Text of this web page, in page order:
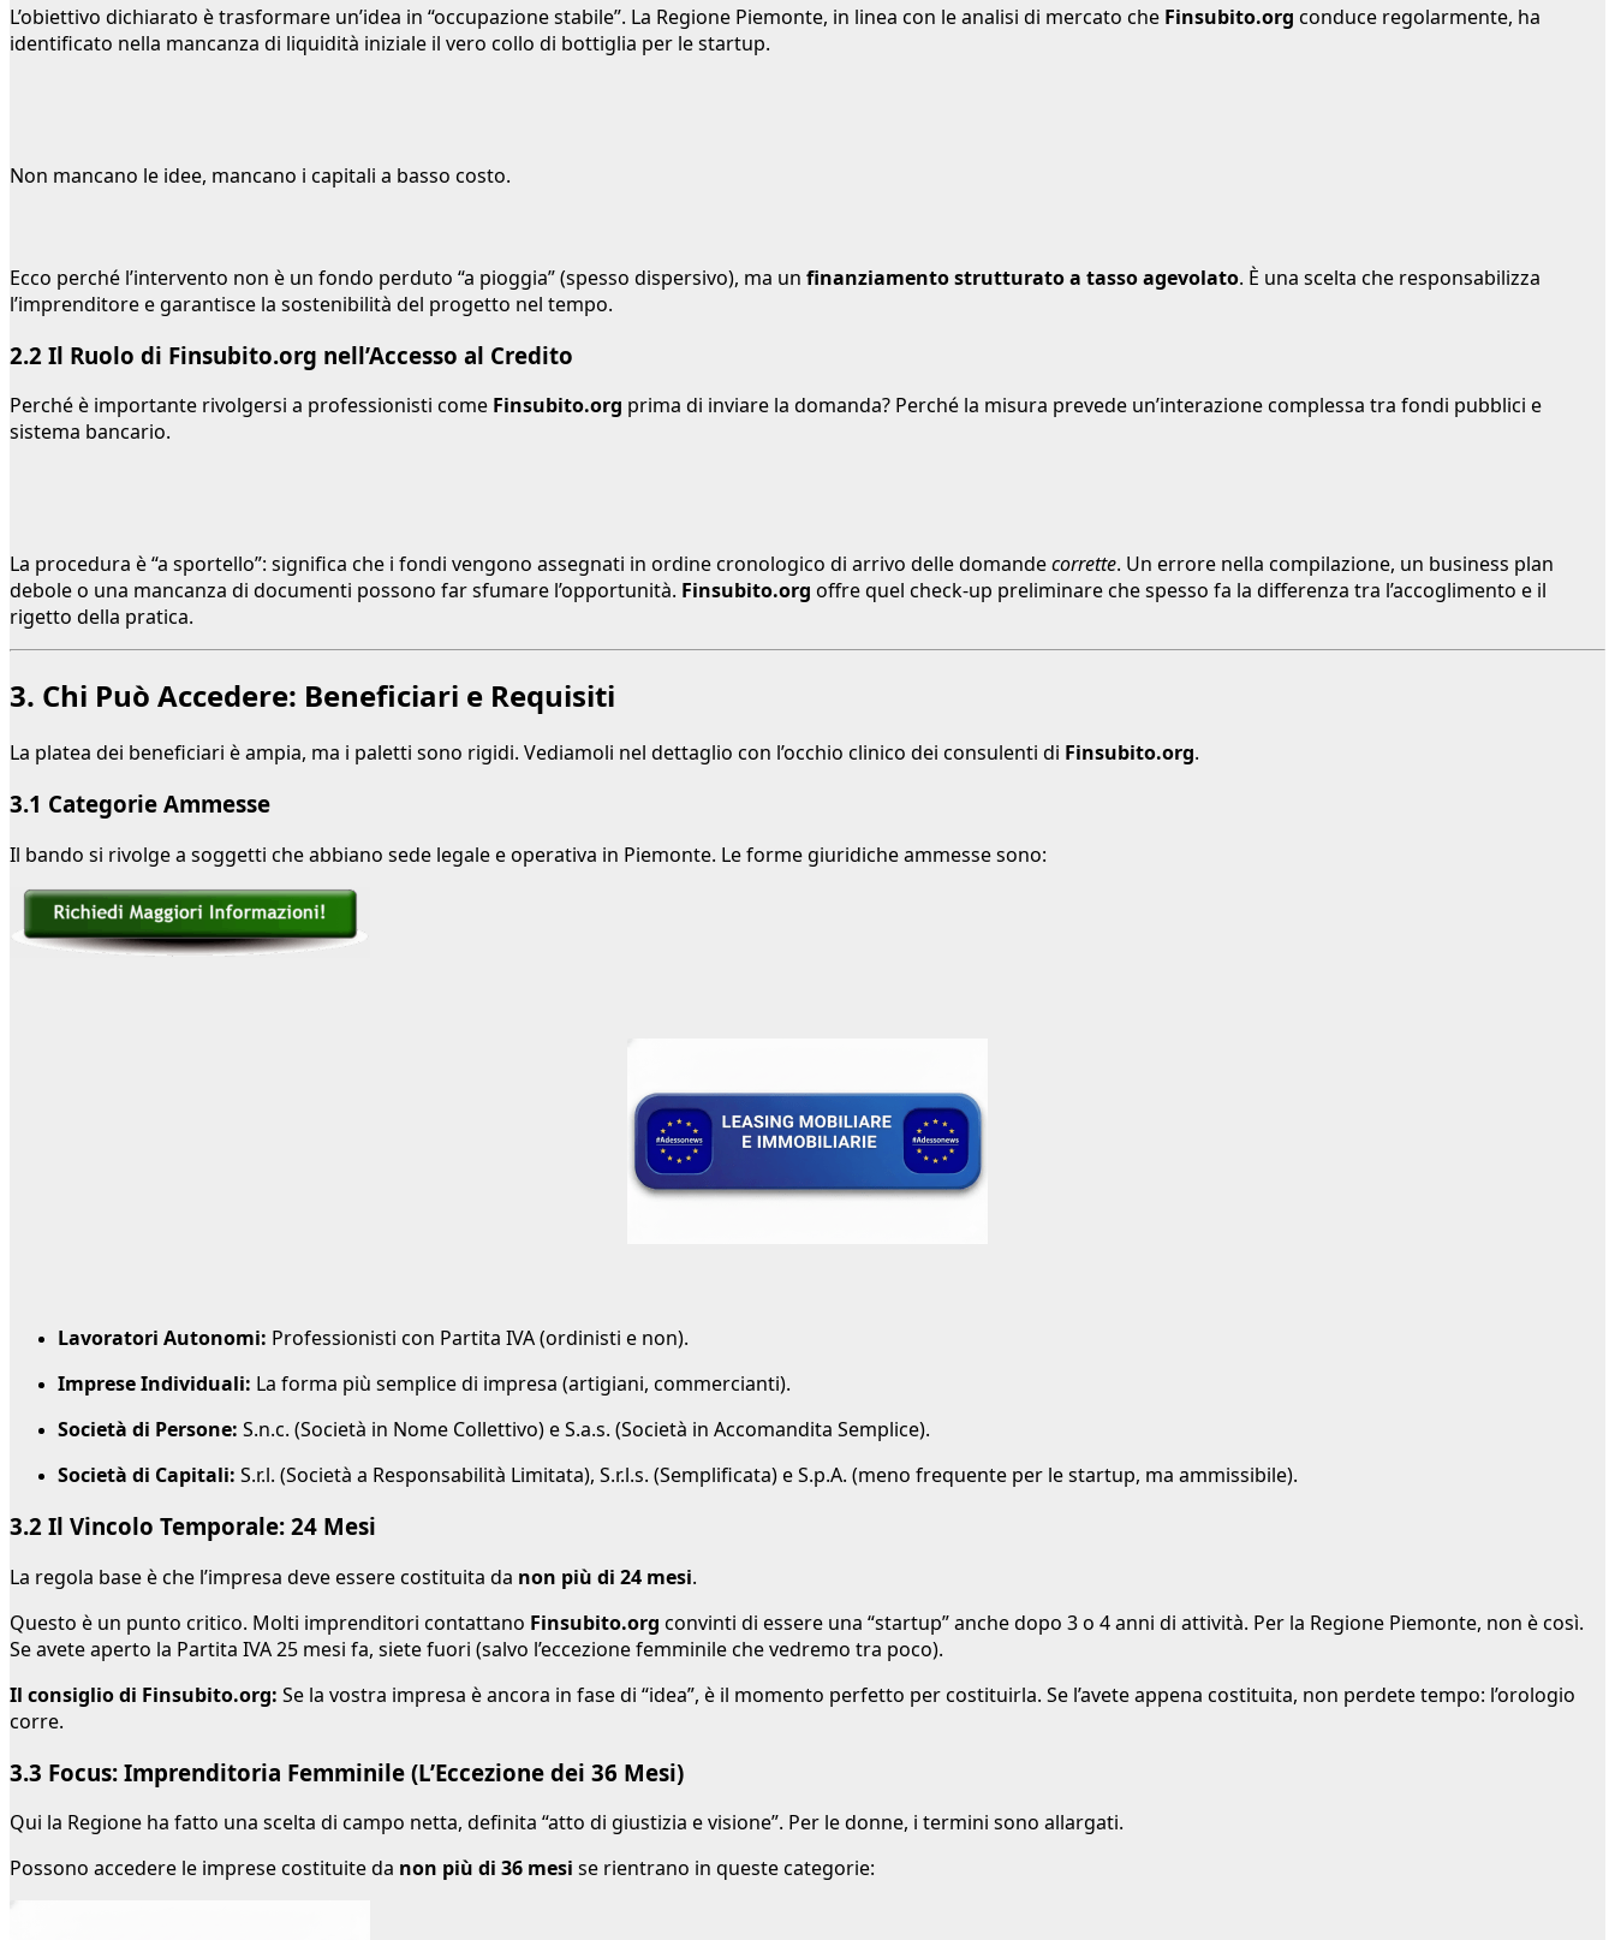
L’obiettivo dichiarato è trasformare un’idea in “occupazione stabile”. La Regione Piemonte, in linea con le analisi di mercato che Finsubito.org conduce regolarmente, ha
identificato nella mancanza di liquidità iniziale il vero collo di bottiglia per le startup.
Non mancano le idee, mancano i capitali a basso costo.
Ecco perché l’intervento non è un fondo perduto “a pioggia” (spesso dispersivo), ma un finanziamento strutturato a tasso agevolato. È una scelta che responsabilizza
l’imprenditore e garantisce la sostenibilità del progetto nel tempo.
2.2 Il Ruolo di Finsubito.org nell’Accesso al Credito
Perché è importante rivolgersi a professionisti come Finsubito.org prima di inviare la domanda? Perché la misura prevede un’interazione complessa tra fondi pubblici e
sistema bancario.
La procedura è “a sportello”: significa che i fondi vengono assegnati in ordine cronologico di arrivo delle domandecorrette. Un errore nella compilazione, un business plan
debole o una mancanza di documenti possono far sfumare l’opportunità. Finsubito.org offre quel check-up preliminare che spesso fa la differenza tra l’accoglimento e il
rigetto della pratica.
3. Chi Può Accedere: Beneficiari e Requisiti
La platea dei beneficiari è ampia, ma i paletti sono rigidi. Vediamoli nel dettaglio con l’occhio clinico dei consulenti di Finsubito.org.
3.1 Categorie Ammesse
Il bando si rivolge a soggetti che abbiano sede legale e operativa in Piemonte. Le forme giuridiche ammesse sono:
Lavoratori Autonomi: Professionisti con Partita IVA (ordinisti e non).
Imprese Individuali: La forma più semplice di impresa (artigiani, commercianti).
Società di Persone: S.n.c. (Società in Nome Collettivo) e S.a.s. (Società in Accomandita Semplice).
Società di Capitali: S.r.l. (Società a Responsabilità Limitata), S.r.l.s. (Semplificata) e S.p.A. (meno frequente per le startup, ma ammissibile).
3.2 Il Vincolo Temporale: 24 Mesi
La regola base è che l’impresa deve essere costituita da non più di 24 mesi.
Questo è un punto critico. Molti imprenditori contattano Finsubito.org convinti di essere una “startup” anche dopo 3 o 4 anni di attività. Per la Regione Piemonte, non è così.
Se avete aperto la Partita IVA 25 mesi fa, siete fuori (salvo l’eccezione femminile che vedremo tra poco).
Il consiglio di Finsubito.org: Se la vostra impresa è ancora in fase di “idea”, è il momento perfetto per costituirla. Se l’avete appena costituita, non perdete tempo: l’orologio
corre.
3.3 Focus: Imprenditoria Femminile (L’Eccezione dei 36 Mesi)
Qui la Regione ha fatto una scelta di campo netta, definita “atto di giustizia e visione”. Per le donne, i termini sono allargati.
Possono accedere le imprese costituite da non più di 36 mesi se rientrano in queste categorie: